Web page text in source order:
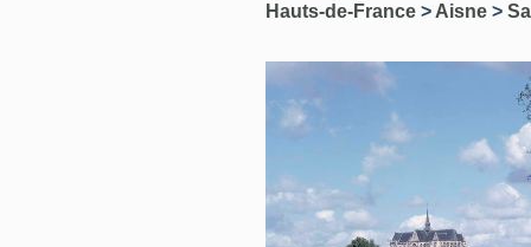
Hauts-de-France > Aisne >